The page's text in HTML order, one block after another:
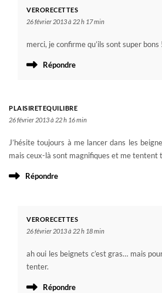
VERORECETTES
26 février 2013 à 22 h 17 min
merci, je confirme qu’ils sont super bons
Répondre
PLAISIRETEQUILIBRE
26 février 2013 à 22 h 16 min
J’hésite toujours à me lancer dans les
mais ceux-là sont magnifiques et me tentent
Répondre
VERORECETTES
26 février 2013 à 22 h 18 min
ah oui les beignets c’est gras… mais
tenter.
Répondre